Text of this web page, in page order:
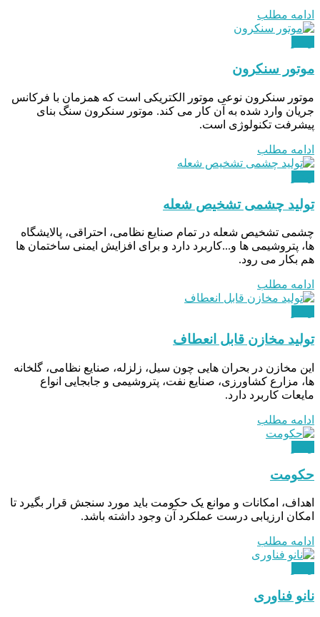
ادامه مطلب
موتور سنکرون
موتور سنکرون نوعی موتور الکتریکی است که همزمان با فرکانس
جریان وارد شده به آن کار می کند. موتور سنکرون سنگ بنای
پیشرفت تکنولوژی است.
ادامه مطلب
تولید چشمی تشخیص شعله
چشمی تشخیص شعله در تمام صنایع نظامی، احتراقی، پالایشگاه
ها، پتروشیمی ها و...كاربرد دارد و برای افزایش ایمنی ساختمان ها
هم بکار می رود.
ادامه مطلب
تولید مخازن قابل انعطاف
این مخازن در بحران هایی چون سیل، زلزله، صنایع نظامی، گلخانه
ها، مزارع کشاورزی، صنایع نفت، پتروشیمی و جابجایی انواع
مایعات کاربرد دارد.
ادامه مطلب
حکومت
اهداف، امکانات و موانع یک حکومت باید مورد سنجش قرار بگیرد تا
امکان ارزیابی درست عملکرد آن وجود داشته باشد.
ادامه مطلب
نانو فناوری